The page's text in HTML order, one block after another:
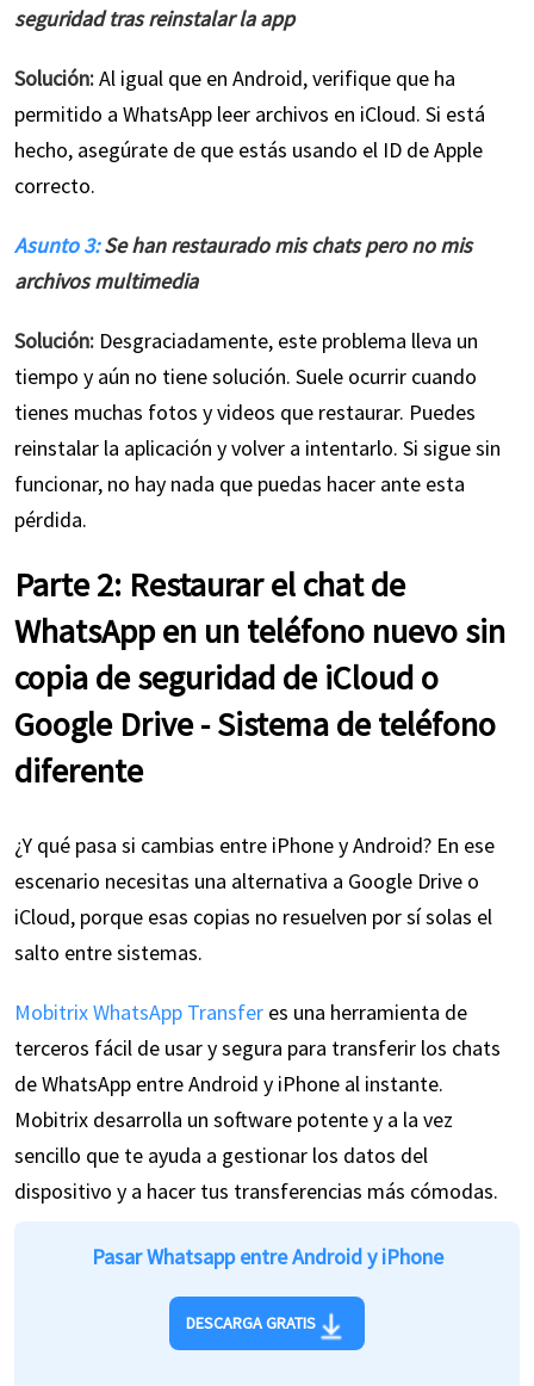
seguridad tras reinstalar la app
Solución:Al igual que en Android, verifique que ha
permitido a WhatsApp leer archivos en iCloud. Si está
hecho, asegúrate de que estás usando el ID de Apple
correcto.
Asunto 3:Se han restaurado mis chats pero no mis
archivos multimedia
Solución: Desgraciadamente, este problema lleva un
tiempo y aún no tiene solución. Suele ocurrir cuando
tienes muchas fotos y videos que restaurar. Puedes
reinstalar la aplicación y volver a intentarlo. Si sigue sin
funcionar, no hay nada que puedas hacer ante esta
pérdida.
Parte 2: Restaurar el chat de
WhatsApp en un teléfono nuevo sin
copia de seguridad de iCloud o
Google Drive - Sistema de teléfono
diferente
¿Y qué pasa si cambias entre iPhone y Android? En ese
escenario necesitas una alternativa a Google Drive o
iCloud, porque esas copias no resuelven por sí solas el
salto entre sistemas.
Mobitrix WhatsApp Transfer es una herramienta de
terceros fácil de usar y segura para transferir los chats
de WhatsApp entre Android y iPhone al instante.
Mobitrix desarrolla un software potente y a la vez
sencillo que te ayuda a gestionar los datos del
dispositivo y a hacer tus transferencias más cómodas.
Pasar Whatsapp entre Android y iPhone
DESCARGA GRATIS